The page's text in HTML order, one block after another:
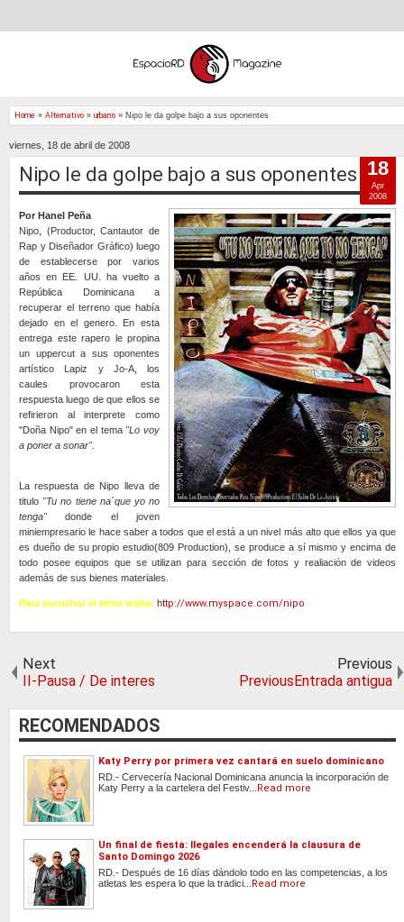
Home » Alternativo » urbano » Nipo le da golpe bajo a sus oponentes
viernes, 18 de abril de 2008
Nipo le da golpe bajo a sus oponentes
Por Hanel Peña
Nipo, (Productor, Cantautor de
Rap y Diseñador Gráfico) luego
de establecerse por varios
años en EE. UU. ha vuelto a
República Dominicana a
recuperar el terreno que había
dejado en el genero. En esta
entrega este rapero le propina
un uppercut a sus oponentes
artístico Lapiz y Jo-A, los
caules provocaron esta
respuesta luego de que ellos se
refirieron al interprete como
"Doña Nipo" en el tema "Lo voy
a poner a sonar".
La respuesta de Nipo lleva de
titulo "Tu no tiene na´que yo no
tenga"donde el joven
miniempresario le hace saber a todos que el está a un nivel más alto que ellos ya que
es dueño de su propio estudio(809 Production), se produce a sí mismo y encima de
todo posee equipos que se utilizan para sección de fotos y realiación de videos
además de sus bienes materiales.
Para escuchar el tema visita: http://www.myspace.com/nipo
18
Apr
2008
Next
II-Pausa / De interes
Previous
PreviousEntrada antigua
RECOMENDADOS
Katy Perry por primera vez cantará en suelo dominicano
RD.- Cervecería Nacional Dominicana anuncia la incorporación de
Katy Perry a la cartelera del Festiv...
Read more
Un final de fiesta: Ilegales encenderá la clausura de
Santo Domingo 2026
RD.- Después de 16 días dándolo todo en las competencias, a los
atletas les espera lo que la tradici...
Read more